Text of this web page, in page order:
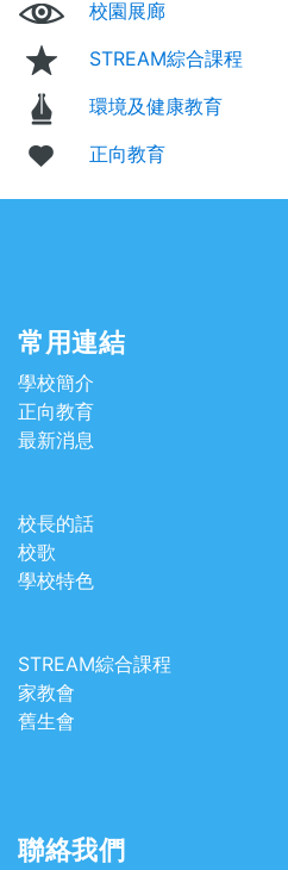
校園展廊
STREAM綜合課程
環境及健康教育
正向教育
常用連結
學校簡介
正向教育
最新消息
校長的話
校歌
學校特色
STREAM綜合課程
家教會
舊生會
聯絡我們